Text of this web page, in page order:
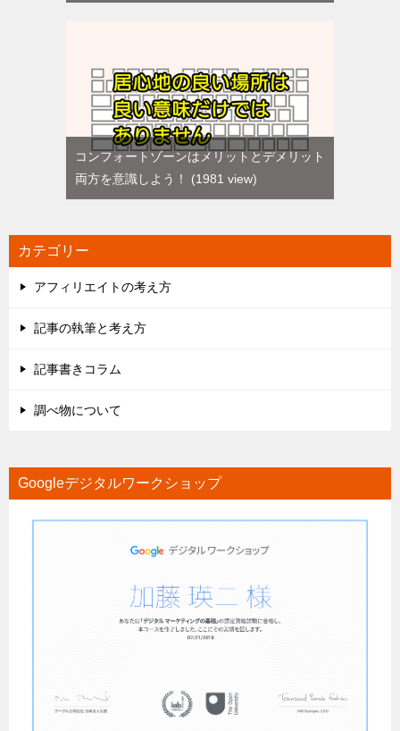
コンフォートゾーンはメリットとデメリット
両方を意識しよう！
1981 view
カテゴリー
アフィリエイトの考え方
記事の執筆と考え方
記事書きコラム
調べ物について
Googleデジタルワークショップ